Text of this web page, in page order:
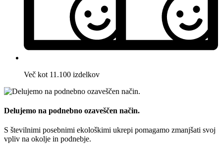
Več kot 11.100 izdelkov
Delujemo na podnebno ozaveščen način.
S številnimi posebnimi ekološkimi ukrepi pomagamo zmanjšati svoj
vpliv na okolje in podnebje.